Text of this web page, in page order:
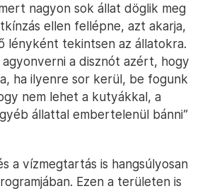
nagyon sok állat döglik meg
ellen fellépne, azt akarja,
lényként tekintsen az állatokra.
agyonverni a disznót azért, hogy
ha ilyenre sor kerül, be fogunk
nem lehet a kutyákkal, a
állattal embertelenül bánni”
a vízmegtartás is hangsúlyosan
Ezen a területen is